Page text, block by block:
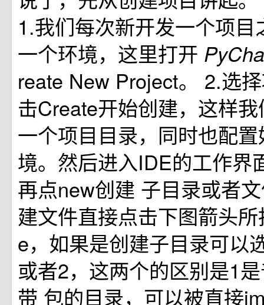
1.我们每次新开发⼀个项⽬
⼀个环境，这⾥打开
reate New Project。 2.选
击Create开始创建，这样
⼀个项⽬⽬录，同时也配
境。然后进⼊IDE的⼯作界
再点new创建 ⼦⽬录或者
建⽂件直接点击下图箭头
e，如果是创建⼦⽬录可以
或者2，这两个的区别是1
带 包的⽬录，可以被直接